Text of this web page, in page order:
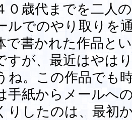
０歳代までを二人
ルでのやり取りを
書かれた作品と
すが、最近はやは
ね。この作品でも
手紙からメールへ
したのは、最初